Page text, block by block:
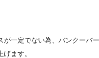
が一定でない為、バンクーバ
ます。